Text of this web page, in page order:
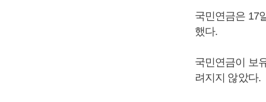
국민연금은 17
했다.
국민연금이 보
려지지 않았다.